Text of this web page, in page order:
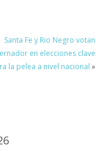
Santa Fe y Rio Negro votan
en elecciones clave
la pelea a nivel nacional »